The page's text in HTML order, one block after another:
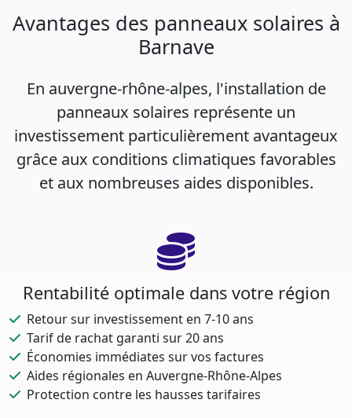
Avantages des panneaux solaires à
Barnave
En auvergne-rhône-alpes, l'installation de
panneaux solaires représente un
investissement particulièrement avantageux
grâce aux conditions climatiques favorables
et aux nombreuses aides disponibles.
Rentabilité optimale dans votre région
Retour sur investissement en 7-10 ans
Tarif de rachat garanti sur 20 ans
Économies immédiates sur vos factures
Aides régionales en Auvergne-Rhône-Alpes
Protection contre les hausses tarifaires